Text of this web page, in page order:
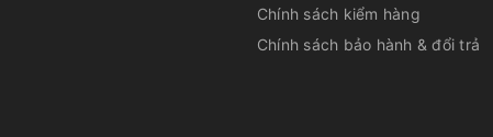
Chính sách kiểm hàng
Chính sách bảo hành & đổi trả